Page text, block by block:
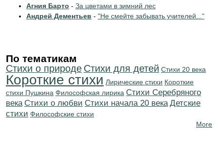
Агния Барто - За цветами в зимний лес
Андрей Дементьев - "Не смейте забывать учителей..."
По тематикам
Стихи о природе Стихи для детей Стихи 20 века
Короткие стихи Лирические стихи Короткие
стихи Пушкина Философская лирика Cтихи Серебряного
века Стихи о любви Cтихи начала 20 века Детские
стихи Философские стихи
More